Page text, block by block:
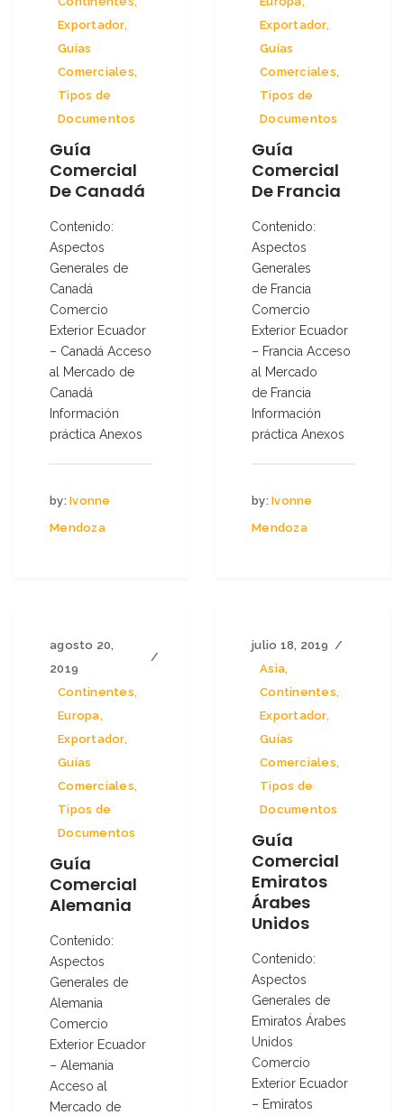
Exportador,
Guías
Comerciales,
Tipos de
Documentos
Guía
Comercial
De Canadá
Contenido:
Aspectos
Generales de
Canadá
Comercio
Exterior Ecuador
– Canadá Acceso
al Mercado de
Canadá
Información
práctica Anexos
by:Ivonne
Mendoza
Exportador,
Guías
Comerciales,
Tipos de
Documentos
Guía
Comercial
De Francia
Contenido:
Aspectos
Generales
de Francia
Comercio
Exterior Ecuador
– Francia Acceso
al Mercado
de Francia
Información
práctica Anexos
by:Ivonne
Mendoza
agosto 20,
2019
Continentes,
Europa,
Exportador,
Guías
Comerciales,
Tipos de
Documentos
Guía
Comercial
Alemania
Contenido:
Aspectos
Generales de
Alemania
Comercio
Exterior Ecuador
– Alemania
Acceso al
Mercado de
julio 18, 2019
Asia,
Continentes,
Exportador,
Guías
Comerciales,
Tipos de
Documentos
Guía
Comercial
Emiratos
Árabes
Unidos
Contenido:
Aspectos
Generales de
Emiratos Árabes
Unidos
Comercio
Exterior Ecuador
– Emiratos